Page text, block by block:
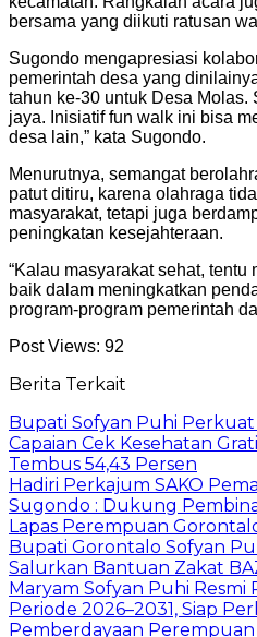
bersama yang diikuti ratusan
Sugondo mengapresiasi
pemerintah desa yang
tahun ke-30 untuk Desa Molas.
jaya. Inisiatif fun walk ini bisa
desa lain,” kata Sugondo.
Menurutnya, semangat
patut ditiru, karena olahraga
masyarakat, tetapi juga
peningkatan kesejahteraan.
“Kalau masyarakat sehat,
baik dalam meningkatkan
program-program pemerintah
Post Views: 92
Berita Terkait
Bupati Sofyan Puhi
Capaian Cek Kesehatan
Tembus 54,43 Persen
Hadiri Perkajum SAKO
Sugondo : Dukung
Lapas Perempuan
Bupati Gorontalo Sofyan
Salurkan Bantuan Zakat
Maryam Sofyan Puhi Resmi
Periode 2026–2031, Siap
Pemberdayaan Perempuan